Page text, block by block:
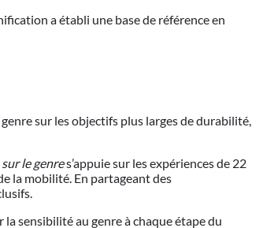
a établi une base de référence en
sur les objectifs plus larges de durabilité,
le genres’appuie sur les expériences de 22
la mobilité. En partageant des
sensibilité au genre à chaque étape du